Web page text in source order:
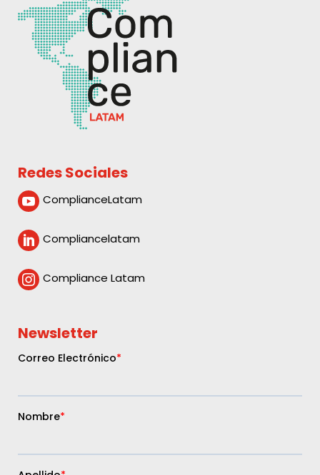
Redes Sociales
 ComplianceLatam
 Compliancelatam
 Compliance Latam
Newsletter